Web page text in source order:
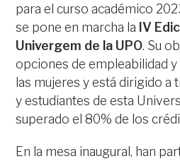
para el curso académico
se pone en marcha la IV
Univergem de la UPO. Su
opciones de empleabilidad
las mujeres y está dirigido a
y estudiantes de esta
superado el 80% de los
En la mesa inaugural, han